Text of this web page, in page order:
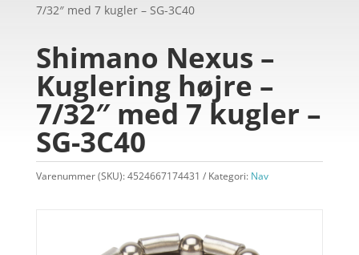
7/32″ med 7 kugler – SG-3C40
Shimano Nexus –
Kuglering højre –
7/32″ med 7 kugler –
SG-3C40
Varenummer (SKU):4524667174431 Kategori: Nav